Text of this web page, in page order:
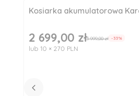
Okazja
Kosiarka akumulatorowa
Cena promocyjna
2 699,00 zł3 999,00 zł -33%
lub 10 × 270 PLN